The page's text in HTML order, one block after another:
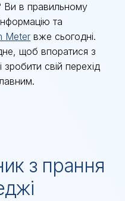
Ви в правильному
та
Meter вже сьогодні.
щоб впоратися з
свій перехід
з прання